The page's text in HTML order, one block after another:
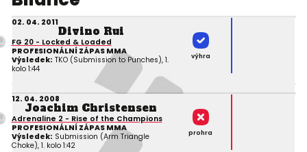
02. 04. 2011
Divino Rui
FG 20 - Locked & Loaded
PROFESIONÁLNÍ ZÁPAS MMA
Výsledek: TKO (Submission to Punches), 1.
kolo 1:44
výhra
12. 04. 2008
Joachim Christensen
Adrenaline 2 - Rise of the Champions
PROFESIONÁLNÍ ZÁPAS MMA
Výsledek: Submission (Arm Triangle
Choke), 1. kolo 1:42
prohra